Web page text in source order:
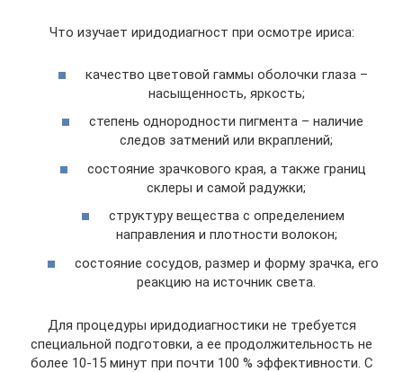
Что изучает иридодиагност при осмотре ириса:
качество цветовой гаммы оболочки глаза –
насыщенность, яркость;
степень однородности пигмента – наличие
следов затмений или вкраплений;
состояние зрачкового края, а также границ
склеры и самой радужки;
структуру вещества с определением
направления и плотности волокон;
состояние сосудов, размер и форму зрачка, его
реакцию на источник света.
Для процедуры иридодиагностики не требуется
специальной подготовки, а ее продолжительность не
более 10-15 минут при почти 100 % эффективности. С